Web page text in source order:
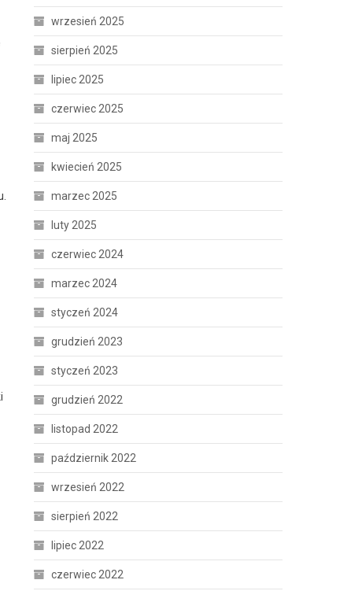
wrzesień 2025
sierpień 2025
lipiec 2025
czerwiec 2025
maj 2025
kwiecień 2025
marzec 2025
luty 2025
czerwiec 2024
marzec 2024
styczeń 2024
grudzień 2023
styczeń 2023
grudzień 2022
listopad 2022
październik 2022
wrzesień 2022
sierpień 2022
lipiec 2022
czerwiec 2022